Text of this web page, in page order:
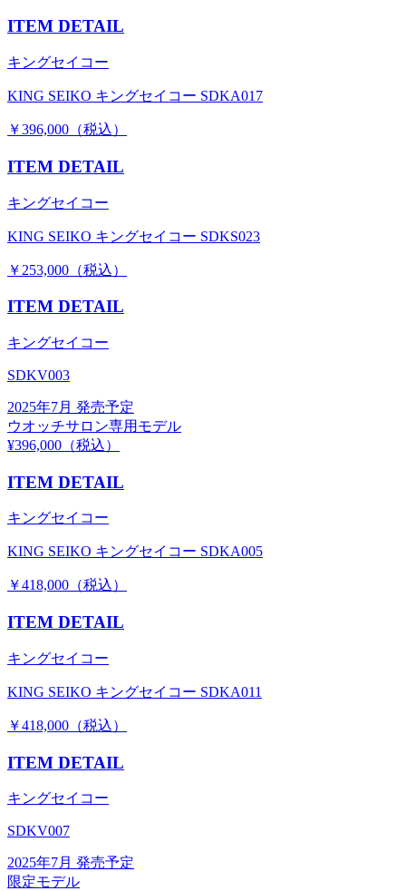
ITEM DETAIL
キングセイコー
KING SEIKO キングセイコー SDKA017
￥396,000（税込）
ITEM DETAIL
キングセイコー
KING SEIKO キングセイコー SDKS023
￥253,000（税込）
ITEM DETAIL
キングセイコー
SDKV003
2025年7月 発売予定
ウオッチサロン専用モデル
¥396,000（税込）
ITEM DETAIL
キングセイコー
KING SEIKO キングセイコー SDKA005
￥418,000（税込）
ITEM DETAIL
キングセイコー
KING SEIKO キングセイコー SDKA011
￥418,000（税込）
ITEM DETAIL
キングセイコー
SDKV007
2025年7月 発売予定
限定モデル